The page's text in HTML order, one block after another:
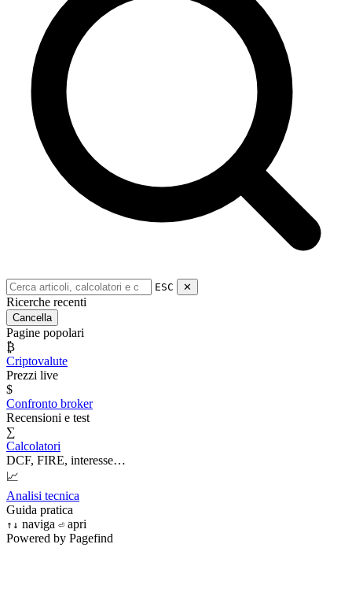
ESC ✕
Ricerche recenti
Cancella
Pagine popolari
₿
Criptovalute
Prezzi live
$
Confronto broker
Recensioni e test
∑
Calcolatori
DCF, FIRE, interesse…
📈
Analisi tecnica
Guida pratica
↑ ↓ naviga ⏎ apri
Powered by Pagefind